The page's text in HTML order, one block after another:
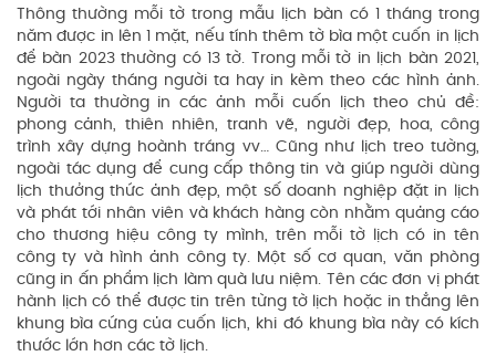
Thông thường mỗi tờ trong mẫu lịch bàn có 1 tháng trong
năm được in lên 1 mặt, nếu tính thêm tờ bìa một cuốn in lịch
để bàn 2023 thường có 13 tờ. Trong mỗi tờ in lịch bàn 2021,
ngoài ngày tháng người ta hay in kèm theo các hình ảnh.
Người ta thường in các ảnh mỗi cuốn lịch theo chủ đề:
phong cảnh, thiên nhiên, tranh vẽ, người đẹp, hoa, công
trình xây dựng hoành tráng vv… Cũng như lịch treo tường,
ngoài tác dụng để cung cấp thông tin và giúp người dùng
lịch thưởng thức ảnh đẹp, một số doanh nghiệp đặt in lịch
và phát tới nhân viên và khách hàng còn nhằm quảng cáo
cho thương hiệu công ty mình, trên mỗi tờ lịch có in tên
công ty và hình ảnh công ty. Một số cơ quan, văn phòng
cũng in ấn phẩm lịch làm quà lưu niệm. Tên các đơn vị phát
hành lịch có thể được tin trên từng tờ lịch hoặc in thẳng lên
khung bìa cứng của cuốn lịch, khi đó khung bìa này có kích
thước lớn hơn các tờ lịch.